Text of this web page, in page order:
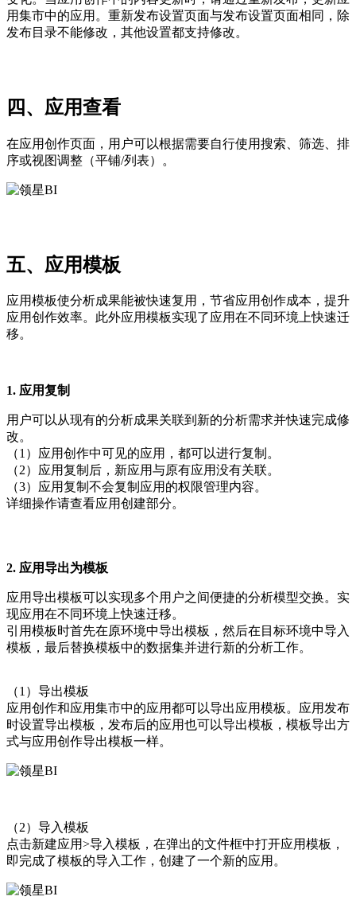
用集市中的应用。重新发布设置页面与发布设置页面相同，除
发布目录不能修改，其他设置都支持修改。
四、应用查看
在应用创作页面，用户可以根据需要自行使用搜索、筛选、排
序或视图调整（平铺/列表）。
五、应用模板
应用模板使分析成果能被快速复用，节省应用创作成本，提升
应用创作效率。此外应用模板实现了应用在不同环境上快速迁
移。
1. 应用复制
用户可以从现有的分析成果关联到新的分析需求并快速完成修
改。
（1）应用创作中可见的应用，都可以进行复制。
（2）应用复制后，新应用与原有应用没有关联。
（3）应用复制不会复制应用的权限管理内容。
详细操作请查看应用创建部分。
2. 应用导出为模板
应用导出模板可以实现多个用户之间便捷的分析模型交换。实
现应用在不同环境上快速迁移。
引用模板时首先在原环境中导出模板，然后在目标环境中导入
模板，最后替换模板中的数据集并进行新的分析工作。
（1）导出模板
应用创作和应用集市中的应用都可以导出应用模板。应用发布
时设置导出模板，发布后的应用也可以导出模板，模板导出方
式与应用创作导出模板一样。
（2）导入模板
点击新建应用>导入模板，在弹出的文件框中打开应用模板，
即完成了模板的导入工作，创建了一个新的应用。